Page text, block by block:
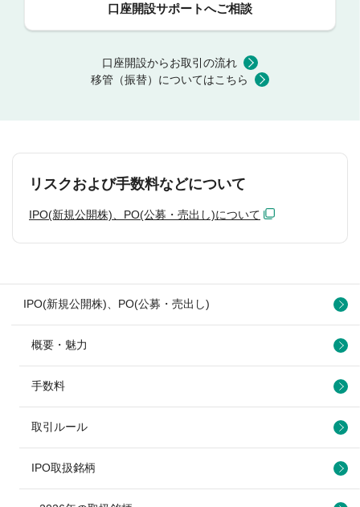
口座開設サポートへご相談
口座開設からお取引の流れ
移管（振替）についてはこちら
リスクおよび手数料などについて
IPO(新規公開株)、PO(公募・売出し)について
IPO(新規公開株)、PO(公募・売出し)
概要・魅力
手数料
取引ルール
IPO取扱銘柄